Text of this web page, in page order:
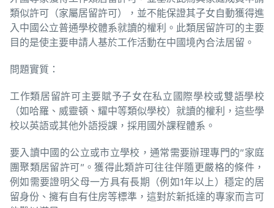
類似許可（家屬居留許可），並不能保證其子女自動獲得進
入中國公立普通學校體系就讀的權利。此類居留許可的主要
目的是使主要申請人基於工作活動在中國境內合法居留。
問題實質：
工作類居留許可主要賦予子女在私立國際學校或雙語學校
（如哈羅、威靈頓、耀中等類似學校）就讀的權利，這些學
校以英語或其他外語授課，採用國外課程體系。
要入讀中國的公立或市立學校，通常需要辦理專門的”家庭
團聚類居留許可”。獲得此類許可往往伴隨更嚴格的條件，
例如需要證明父母一方具有長期（例如1年以上）穩定的居
留身份、擁有自有住房等標準，這對於新抵達的專家而言可